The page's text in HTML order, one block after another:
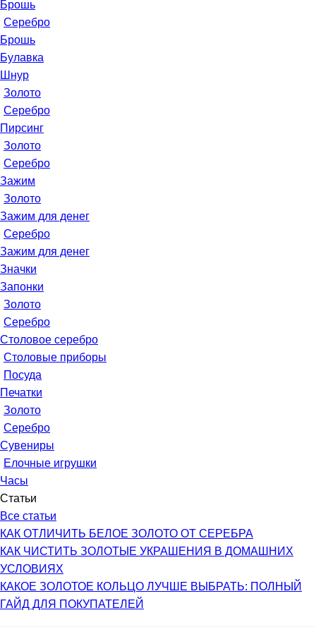
Брошь
Серебро
Брошь
Булавка
Шнур
Золото
Серебро
Пирсинг
Золото
Серебро
Зажим
Золото
Зажим для денег
Серебро
Зажим для денег
Значки
Запонки
Золото
Серебро
Столовое серебро
Столовые приборы
Посуда
Печатки
Золото
Серебро
Сувениры
Елочные игрушки
Часы
Статьи
Все статьи
КАК ОТЛИЧИТЬ БЕЛОЕ ЗОЛОТО ОТ СЕРЕБРА
КАК ЧИСТИТЬ ЗОЛОТЫЕ УКРАШЕНИЯ В ДОМАШНИХ
УСЛОВИЯХ
КАКОЕ ЗОЛОТОЕ КОЛЬЦО ЛУЧШЕ ВЫБРАТЬ: ПОЛНЫЙ
ГАЙД ДЛЯ ПОКУПАТЕЛЕЙ